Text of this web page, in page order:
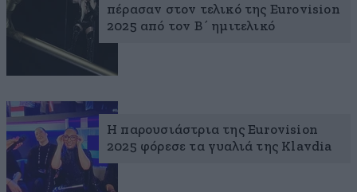
πέρασαν στoν τελικό της Eurovision
2025 από τον Β΄ ημιτελικό
Η παρουσιάστρια της Eurovision
2025 φόρεσε τα γυαλιά της Klavdia